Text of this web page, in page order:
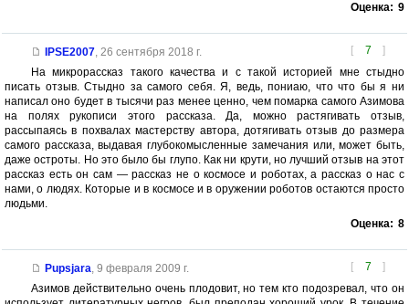
Оценка: 9
[ 7 ]
IPSE2007, 26 сентября 2018 г.
На микрорассказ такого качества и с такой историей мне стыдно
писать отзыв. Стыдно за самого себя. Я, ведь, пониаю, что что бы я ни
написал оно будет в тысячи раз менее ценно, чем помарка самого Азимова
на полях рукописи этого рассказа. Да, можно растягивать отзыв,
рассыпаясь в похвалах мастерству автора, дотягивать отзыв до размера
самого рассказа, выдавая глубокомысленные замечания или, может быть,
даже остроты. Но это было бы глупо. Как ни крути, но лучший отзыв на этот
рассказ есть он сам — рассказ не о космосе и роботах, а рассказ о нас с
нами, о людях. Которые и в космосе и в оружении роботов остаются просто
людьми.
Оценка: 8
[ 7 ]
Pupsjara, 9 февраля 2009 г.
Азимов действительно очень плодовит, но тем кто подозревал, что он